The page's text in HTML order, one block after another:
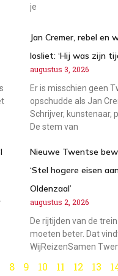
je
Jan Cremer, rebel en
losliet: ‘Hij was zijn
augustus 3, 2026
Er is misschien geen
opschudde als Jan
Schrijver, kunstenaar,
De stem van
Nieuwe Twentse
‘Stel hogere eisen
Oldenzaal’
augustus 2, 2026
De rijtijden van de
moeten beter. Dat
WijReizenSamen
8 9 10 11 12 13